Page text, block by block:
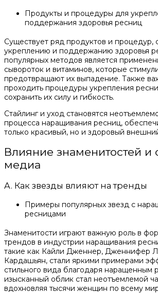
Продукты и процедуры для
поддержания здоровья ресниц
Существует ряд продуктов и процедур,
укреплению и поддержанию здоровья
популярных методов является
сывороток и витаминов, которые
предотвращают их выпадение. Также
проходить процедуры укрепления
сохранить их силу и гибкость.
Стайлинг и уход становятся
процесса наращивания ресниц,
только красивый, но и здоровый
Влияние знаменитостей и
медиа
A. Как звезды влияют на тренды
Примеры популярных звезд с
ресницами
Знаменитости играют важную роль в
трендов в индустрии наращивания
такие как Кайли Дженнер, Дженнифер
Кардашьян, стали яркими примерами
стильного вида благодаря наращенным
изысканный облик стал неотъемлемой
вдохновляя тысячи женщин по всему